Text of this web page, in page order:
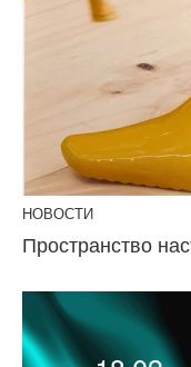
НОВОСТИ
Пространство